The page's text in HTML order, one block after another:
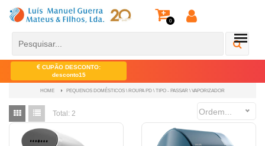
0
CUPÃO DESCONTO:
desconto15
HOME PEQUENOS DOMÉSTICOS \ ROUPA PD \ TIPO - PASSAR \ VAPORIZADOR
Total: 2 Ordem...